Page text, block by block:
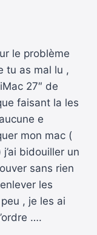
le problème
tu as mal lu ,
27″ de
faisant la les
e
mon mac (
bidouiller un
sans rien
les
, je les ai
….